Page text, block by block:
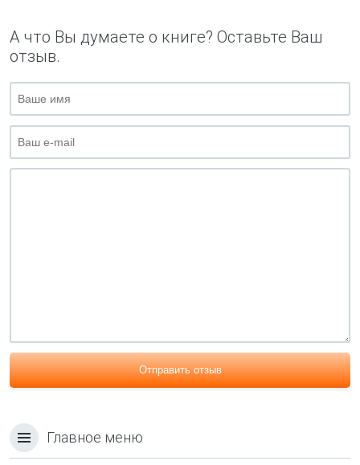
А что Вы думаете о книге? Оставьте Ваш
отзыв.
Отправить отзыв
Главное меню